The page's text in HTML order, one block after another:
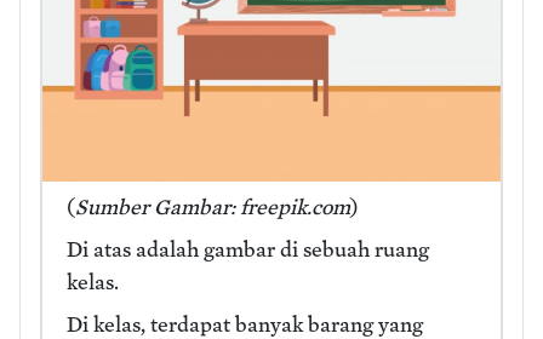
(Sumber Gambar: freepik.com)
Di atas adalah gambar di sebuah ruang
kelas.
Di kelas, terdapat banyak barang yang